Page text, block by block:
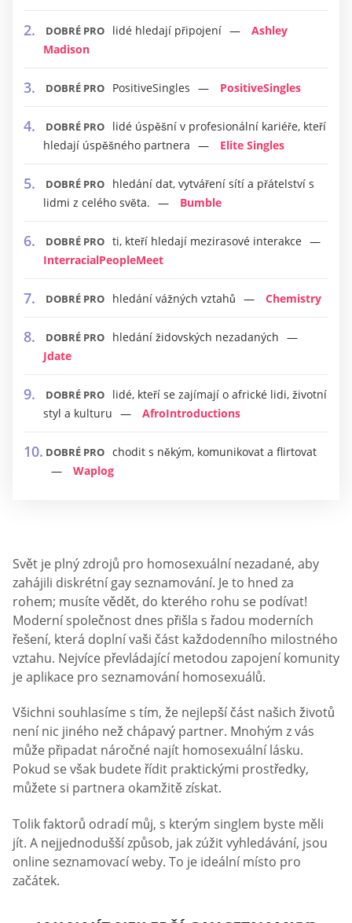
DOBRÉ PRO lidé hledají připojení
Ashley
Madison
DOBRÉ PRO PositiveSingles PositiveSingles
DOBRÉ PRO
lidé úspěšní v profesionální kariéře, kteří
hledají úspěšného partnera
Elite Singles
DOBRÉ PRO
hledání dat, vytváření sítí a přátelství s
lidmi z celého světa.
Bumble
DOBRÉ PRO ti, kteří hledají mezirasové interakce
InterracialPeopleMeet
DOBRÉ PRO hledání vážných vztahů Chemistry
DOBRÉ PRO
hledání židovských nezadaných
Jdate
DOBRÉ PRO
lidé, kteří se zajímají o africké lidi, životní
styl a kulturu
AfroIntroductions
DOBRÉ PRO chodit s někým, komunikovat a flirtovat
Waplog
Svět je plný zdrojů pro homosexuální nezadané, aby
zahájili diskrétní gay seznamování. Je to hned za
rohem; musíte vědět, do kterého rohu se podívat!
Moderní společnost dnes přišla s řadou moderních
řešení, která doplní vaši část každodenního milostného
vztahu. Nejvíce převládající metodou zapojení komunity
je aplikace pro seznamování homosexuálů.
Všichni souhlasíme s tím, že nejlepší část našich životů
není nic jiného než chápavý partner. Mnohým z vás
může připadat náročné najít homosexuální lásku.
Pokud se však budete řídit praktickými prostředky,
můžete si partnera okamžitě získat.
Tolik faktorů odradí můj, s kterým singlem byste měli
jít. A nejjednodušší způsob, jak zúžit vyhledávání, jsou
online seznamovací weby. To je ideální místo pro
začátek.